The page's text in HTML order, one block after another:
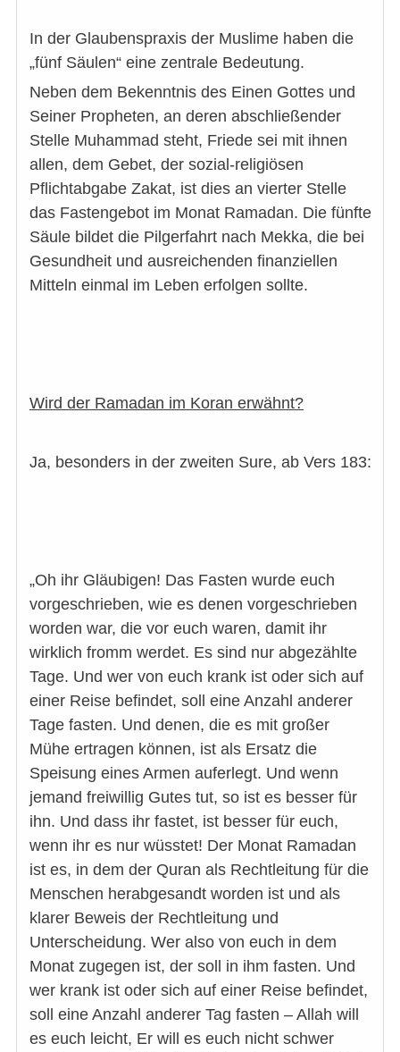
In der Glaubenspraxis der Muslime haben die
„fünf Säulen“ eine zentrale Bedeutung.
Neben dem Bekenntnis des Einen Gottes und
Seiner Propheten, an deren abschließender
Stelle Muhammad steht, Friede sei mit ihnen
allen, dem Gebet, der sozial-religiösen
Pflichtabgabe Zakat, ist dies an vierter Stelle
das Fastengebot im Monat Ramadan. Die fünfte
Säule bildet die Pilgerfahrt nach Mekka, die bei
Gesundheit und ausreichenden finanziellen
Mitteln einmal im Leben erfolgen sollte.
Wird der Ramadan im Koran erwähnt?
Ja, besonders in der zweiten Sure, ab Vers 183:
„Oh ihr Gläubigen! Das Fasten wurde euch
vorgeschrieben, wie es denen vorgeschrieben
worden war, die vor euch waren, damit ihr
wirklich fromm werdet. Es sind nur abgezählte
Tage. Und wer von euch krank ist oder sich auf
einer Reise befindet, soll eine Anzahl anderer
Tage fasten. Und denen, die es mit großer
Mühe ertragen können, ist als Ersatz die
Speisung eines Armen auferlegt. Und wenn
jemand freiwillig Gutes tut, so ist es besser für
ihn. Und dass ihr fastet, ist besser für euch,
wenn ihr es nur wüsstet! Der Monat Ramadan
ist es, in dem der Quran als Rechtleitung für die
Menschen herabgesandt worden ist und als
klarer Beweis der Rechtleitung und
Unterscheidung. Wer also von euch in dem
Monat zugegen ist, der soll in ihm fasten. Und
wer krank ist oder sich auf einer Reise befindet,
soll eine Anzahl anderer Tag fasten – Allah will
es euch leicht, Er will es euch nicht schwer